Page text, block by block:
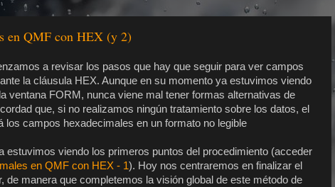
en QMF con HEX (y 2)
a revisar los pasos que hay que seguir para ver campos
la cláusula HEX. Aunque en su momento ya estuvimos viendo
ventana FORM, nunca viene mal tener formas alternativas de
que, si no realizamos ningún tratamiento sobre los datos, el
los campos hexadecimales en un formato no legible
estuvimos viendo los primeros puntos del procedimiento (acceder
en QMF con HEX - 1). Hoy nos centraremos en finalizar el
de manera que completemos la visión global de este método de